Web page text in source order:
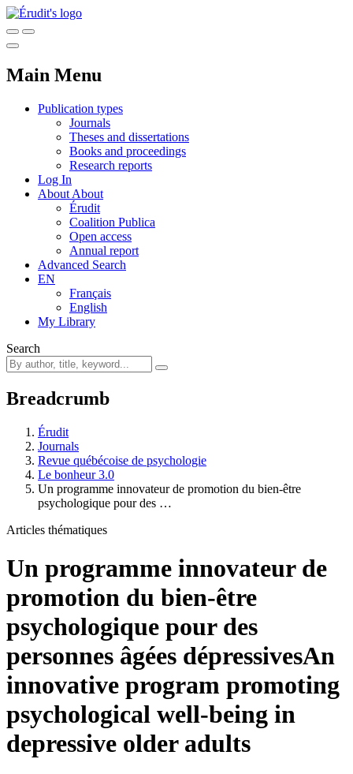
Main Menu
Publication types
Journals
Theses and dissertations
Books and proceedings
Research reports
Log In
About About
Érudit
Coalition Publica
Open access
Annual report
Advanced Search
EN
Français
English
My Library
Search
Breadcrumb
Érudit
Journals
Revue québécoise de psychologie
Le bonheur 3.0
Un programme innovateur de promotion du bien-être
psychologique pour des …
Articles thématiques
Un programme innovateur de
promotion du bien-être
psychologique pour des
personnes âgées dépressivesAn
innovative program promoting
psychological well-being in
depressive older adults